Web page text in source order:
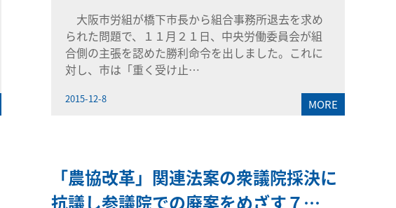
大阪市労組が橋下市長から組合事務所退去を求め
られた問題で、１１月２１日、中央労働委員会が組
合側の主張を認めた勝利命令を出しました。これに
対し、市は「重く受け止…
2015-12-8 MORE
「農協改革」関連法案の衆議院採決に
抗議し参議院での廃案をめざす７…